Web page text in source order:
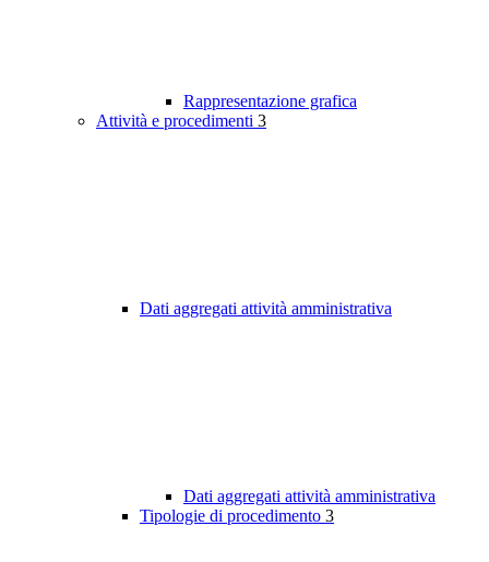
Rappresentazione grafica
Attività e procedimenti 3
Dati aggregati attività amministrativa
Dati aggregati attività amministrativa
Tipologie di procedimento 3